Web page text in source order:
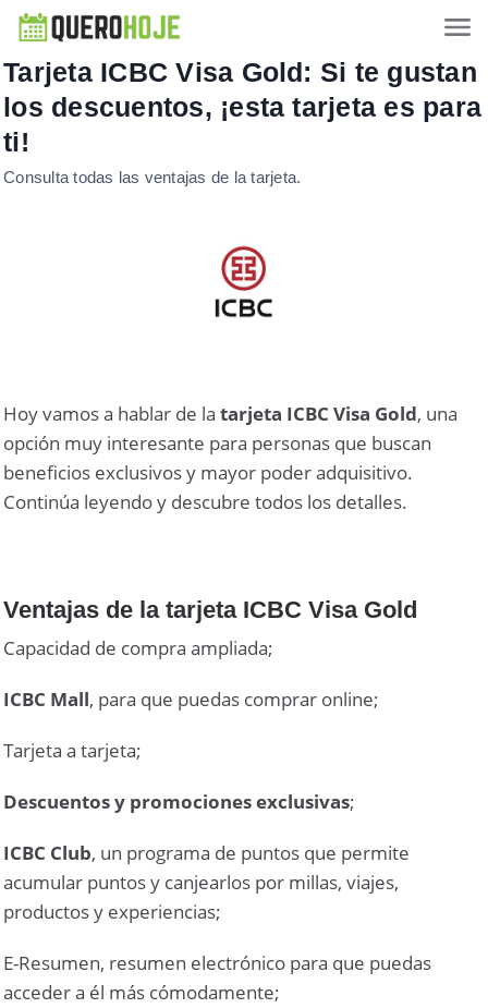
Tarjeta ICBC Visa Gold: Si te gustan
los descuentos, ¡esta tarjeta es para
ti!
Consulta todas las ventajas de la tarjeta.
Hoy vamos a hablar de la tarjeta ICBC Visa Gold, una
opción muy interesante para personas que buscan
beneficios exclusivos y mayor poder adquisitivo.
Continúa leyendo y descubre todos los detalles.
Ventajas de la tarjeta ICBC Visa Gold
Capacidad de compra ampliada;
ICBC Mall, para que puedas comprar online;
Tarjeta a tarjeta;
Descuentos y promociones exclusivas;
ICBC Club, un programa de puntos que permite
acumular puntos y canjearlos por millas, viajes,
productos y experiencias;
E-Resumen, resumen electrónico para que puedas
acceder a él más cómodamente;